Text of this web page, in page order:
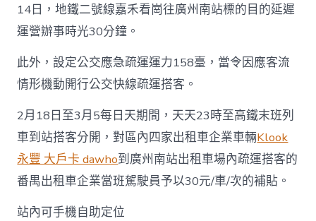
14日，地鐵二號線嘉禾看崗往廣州南站標的目的延遲
運營辦事時光30分鐘。
此外，設定公交應急疏運運力158臺，當令因應客流
情形機動開行公交快線疏運搭客。
2月18日至3月5每日天期間，天天23時至高鐵末班列
車到站搭客分開，對區內四家出租車企業車輛Klook
永豐 大戶卡 dawho到廣州南站出租車場內疏運搭客的
番禺出租車企業當班駕駛員予以30元/車/次的補貼。
站內可手機自助定位